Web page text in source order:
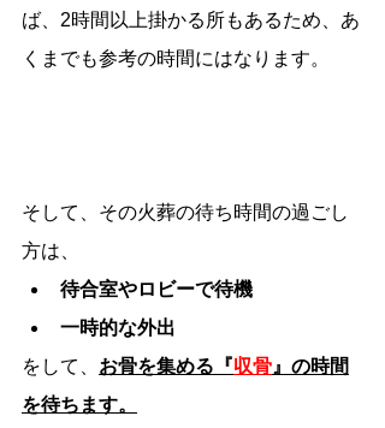
ば、2時間以上掛かる所もあるため、あ
くまでも参考の時間にはなります。
そして、その火葬の待ち時間の過ごし
方は、
待合室やロビーで待機
一時的な外出
をして、 お骨を集める『収骨 』の時間
を待ちます。